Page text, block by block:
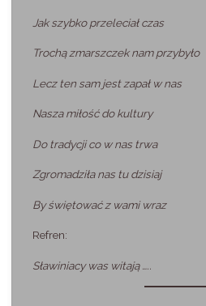
Jak szybko przeleciał czas
Trochą zmarszczek nam przybyło
Lecz ten sam jest zapał w nas
Nasza miłość do kultury
Do tradycji co w nas trwa
Zgromadziła nas tu dzisiaj
By świętować z wami wraz
Refren:
Sławiniacy was witają …..